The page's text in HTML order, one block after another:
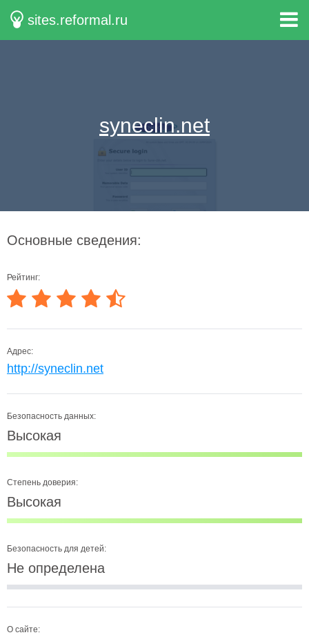
sites.reformal.ru
syneclin.net
Основные сведения:
Рейтинг:
Адрес:
http://syneclin.net
Безопасность данных:
Высокая
Степень доверия:
Высокая
Безопасность для детей:
Не определена
О сайте: